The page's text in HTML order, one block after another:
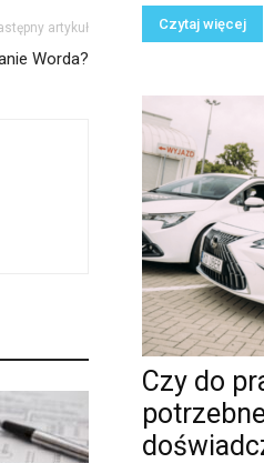
artykuł
Worda?
Czytaj więcej
Czy do